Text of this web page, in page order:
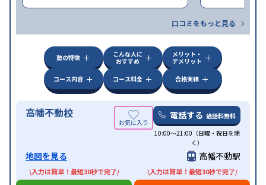
口コミをもっと見る
塾の特徴
こんな人に
おすすめ
メリット・
デメリット
コース内容
コース料金 合格実績
高幡不動校 電話する 通話料無料
10:00～21:00（日曜・祝日を除
く）
地図を見る 高幡不動駅
\入力は簡単！最短30秒で完了/ \入力は簡単！最短30秒で完了/